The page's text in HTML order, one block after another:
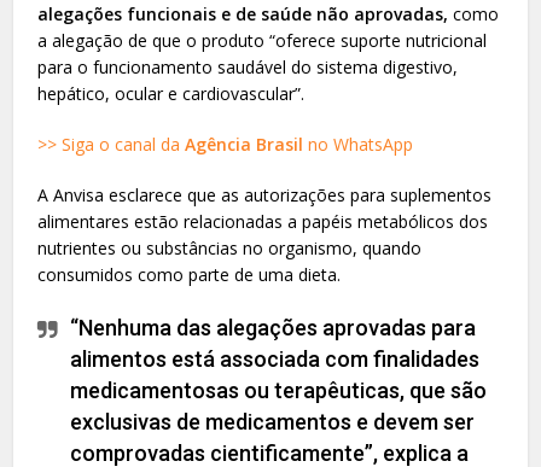
alegações funcionais e de saúde não aprovadas, como
a alegação de que o produto “oferece suporte nutricional
para o funcionamento saudável do sistema digestivo,
hepático, ocular e cardiovascular”.
>> Siga o canal daAgência Brasilno WhatsApp
A Anvisa esclarece que as autorizações para suplementos
alimentares estão relacionadas a papéis metabólicos dos
nutrientes ou substâncias no organismo, quando
consumidos como parte de uma dieta.
“Nenhuma das alegações aprovadas para
alimentos está associada com finalidades
medicamentosas ou terapêuticas, que são
exclusivas de medicamentos e devem ser
comprovadas cientificamente”, explica a